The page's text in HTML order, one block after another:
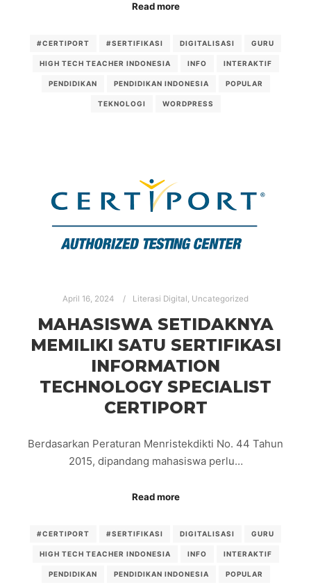
Read more
#CERTIPORT #SERTIFIKASI DIGITALISASI GURU
HIGH TECH TEACHER INDONESIA INFO INTERAKTIF
PENDIDIKAN PENDIDIKAN INDONESIA POPULAR
TEKNOLOGI WORDPRESS
April 16, 2024 Literasi Digital, Uncategorized
MAHASISWA SETIDAKNYA
MEMILIKI SATU SERTIFIKASI
INFORMATION
TECHNOLOGY SPECIALIST
CERTIPORT
Berdasarkan Peraturan Menristekdikti No. 44 Tahun
2015, dipandang mahasiswa perlu…
Read more
#CERTIPORT #SERTIFIKASI DIGITALISASI GURU
HIGH TECH TEACHER INDONESIA INFO INTERAKTIF
PENDIDIKAN PENDIDIKAN INDONESIA POPULAR